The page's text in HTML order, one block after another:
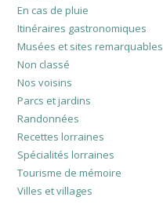
En cas de pluie
Itinéraires gastronomiques
Musées et sites remarquables
Non classé
Nos voisins
Parcs et jardins
Randonnées
Recettes lorraines
Spécialités lorraines
Tourisme de mémoire
Villes et villages